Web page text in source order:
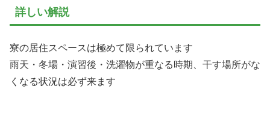
詳しい解説
寮の居住スペースは極めて限られています
雨天・冬場・演習後・洗濯物が重なる時期、干す場所がな
くなる状況は必ず来ます